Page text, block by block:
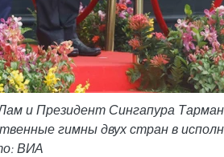
и Президент Сингапура Тарман
гимны двух стран в
ВИА